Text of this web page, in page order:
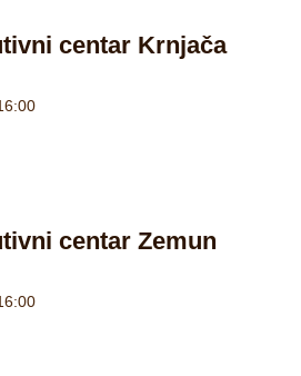
centar Krnjača
centar Zemun